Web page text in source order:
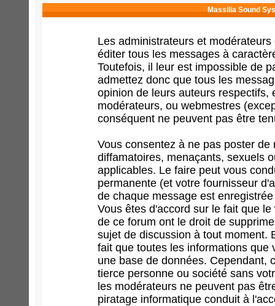
Massilia Sound
Les administrateurs et
éditer tous les messages à
Toutefois, il leur est impossible de
admettez donc que tous les
opinion de leurs auteurs respectifs,
modérateurs, ou webmestres
conséquent ne peuvent pas être
Vous consentez à ne pas poster
diffamatoires, menaçants, sexuels
applicables. Le faire peut vous
permanente (et votre fournisseur
de chaque message est
Vous êtes d'accord sur le fait que
de ce forum ont le droit de
sujet de discussion à tout moment.
fait que toutes les informations que
une base de données. Cependant,
tierce personne ou société sans
les modérateurs ne peuvent pas
piratage informatique conduit à